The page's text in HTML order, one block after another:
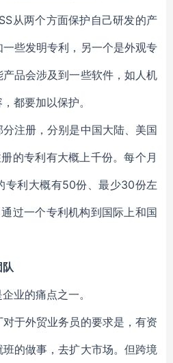
从两个方面保护自己研发的产
些发明专利，另一个是外观专
品会涉及到一些软件，如人机
都要加以保护。
注册，分别是中国大陆、美国
的专利有大概上千份。每个月
专利大概有50份、最少30份左
过一个专利机构到国际上和国
队
业的痛点之一。
于外贸业务员的要求是，有资
的做事，去扩大市场。但跨境